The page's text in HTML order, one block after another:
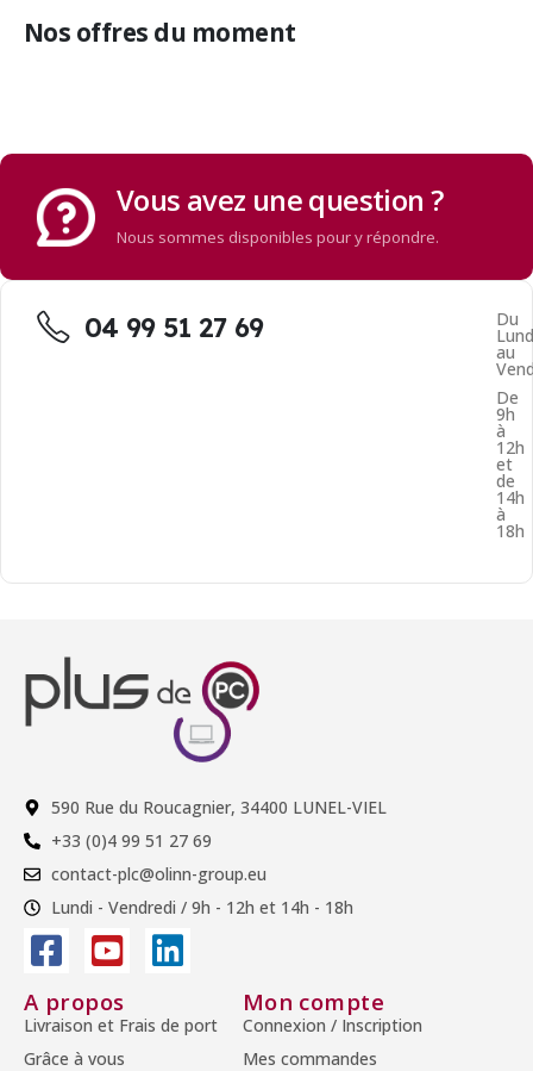
Nos offres du moment
Vous avez une question ?
Nous sommes disponibles pour y répondre.
04 99 51 27 69 Du
au
De
9h
à
12h
et
de
14h
à
18h
590 Rue du Roucagnier, 34400 LUNEL-VIEL
+33 (0)4 99 51 27 69
contact-plc@olinn-group.eu
Lundi - Vendredi / 9h - 12h et 14h - 18h
A propos
Livraison et Frais de port
Grâce à vous
Mon compte
Connexion / Inscription
Mes commandes